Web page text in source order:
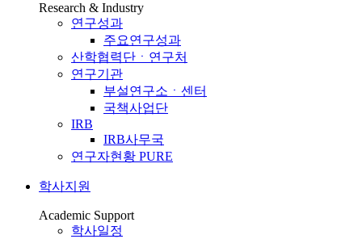
Research & Industry
연구성과
주요연구성과
산학협력단ㆍ연구처
연구기관
부설연구소ㆍ센터
국책사업단
IRB
IRB사무국
연구자현황 PURE
학사지원
Academic Support
학사일정